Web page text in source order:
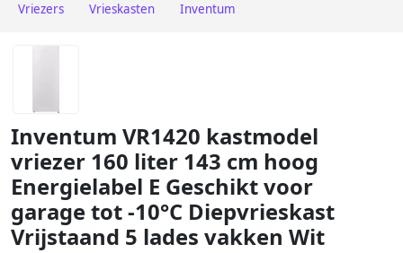
Vriezers Vrieskasten Inventum
Inventum VR1420 kastmodel
vriezer 160 liter 143 cm hoog
Energielabel E Geschikt voor
garage tot -10°C Diepvrieskast
Vrijstaand 5 lades vakken Wit